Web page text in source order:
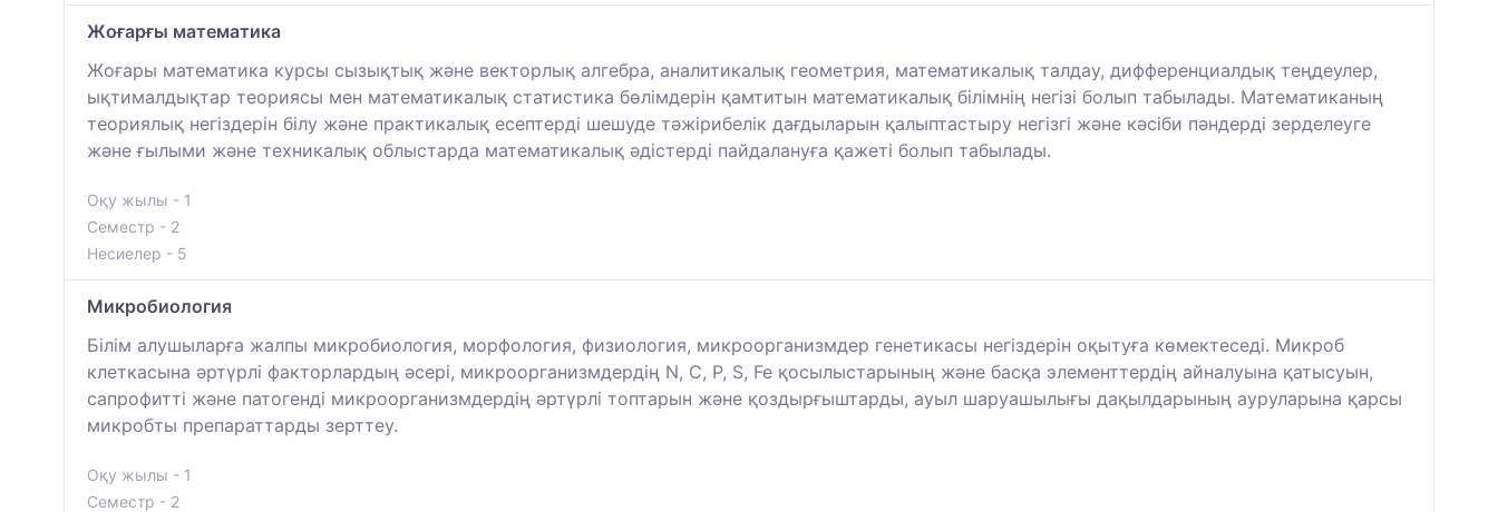
Жоғарғы математика
Жоғары математика курсы сызықтық және векторлық алгебра, аналитикалық геометрия, математикалық талдау, дифференциалдық теңдеулер,
ықтималдықтар теориясы мен математикалық статистика бөлімдерін қамтитын математикалық білімнің негізі болып табылады. Математиканың
теориялық негіздерін білу және практикалық есептерді шешуде тәжірибелік дағдыларын қалыптастыру негізгі және кәсіби пәндерді зерделеуге
және ғылыми және техникалық облыстарда математикалық әдістерді пайдалануға қажеті болып табылады.
Оқу жылы - 1
Семестр - 2
Несиелер - 5
Микробиология
Білім алушыларға жалпы микробиология, морфология, физиология, микроорганизмдер генетикасы негіздерін оқытуға көмектеседі. Микроб
клеткасына әртүрлі факторлардың әсері, микроорганизмдердің N, C, P, S, Fe қосылыстарының және басқа элементтердің айналуына қатысуын,
сапрофитті және патогенді микроорганизмдердің әртүрлі топтарын және қоздырғыштарды, ауыл шаруашылығы дақылдарының ауруларына қарсы
микробты препараттарды зерттеу.
Оқу жылы - 1
Семестр - 2